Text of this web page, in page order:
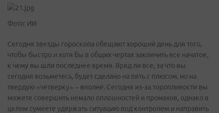
Фото: ИИ
Сегодня звезды гороскопа обещают хороший день для того,
чтобы быстро и хотя бы в общих чертах закончить все начатое,
к чему вы шли последнее время. Вряд ли все, за что вы
сегодня возьметесь, будет сделано на пять с плюсом, но на
твердую «четверку» – вполне. Сегодня из-за торопливости вы
можете совершить немало оплошностей и промахов, однако в
целом сумеете удержать ситуацию под контролем и направить